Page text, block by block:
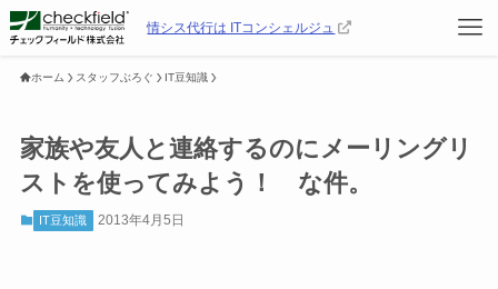
情シス代行は ITコンシェルジュ
ホーム スタッフぶろぐ IT豆知識
家族や友人と連絡するのにメーリングリ
ストを使ってみよう！ な件。
IT豆知識 2013年4月5日